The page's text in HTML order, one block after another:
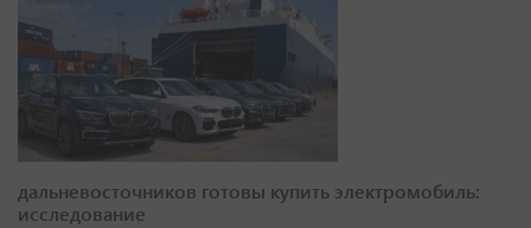
дальневосточников готовы купить электромобиль:
исследование